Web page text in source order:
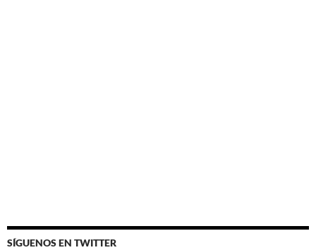
SÍGUENOS EN TWITTER